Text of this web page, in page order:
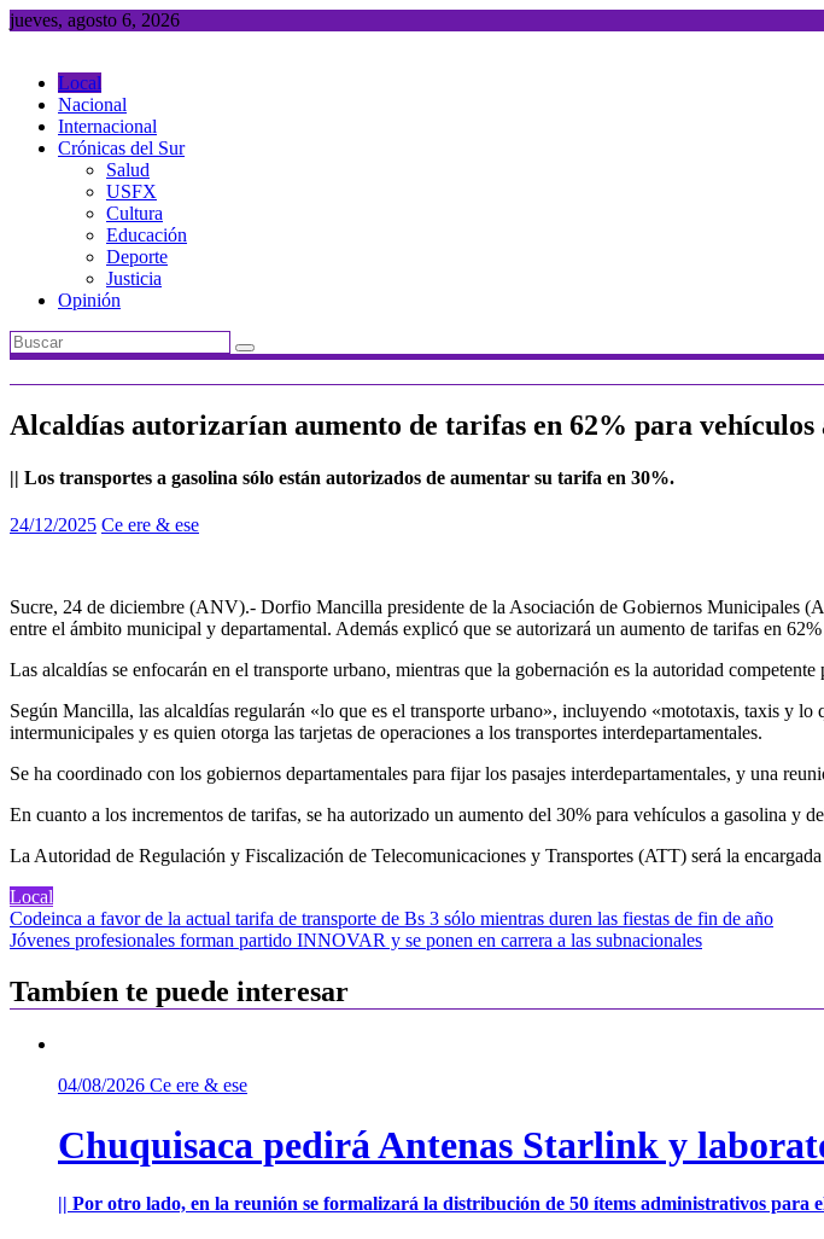
Saltar
jueves, agosto 6, 2026
Local
Nacional
Internacional
Crónicas del Sur
Salud
USFX
Cultura
Educación
Deporte
Justicia
Opinión
Alcaldías autorizarían aumento de tarifas en 62% para
|| Los transportes a gasolina sólo están autorizados de aumentar su tarifa en 30%.
24/12/2025 Ce ere & ese
Sucre, 24 de diciembre (ANV).- Dorfio Mancilla presidente de la Asociación de Gobiernos Municipales
entre el ámbito municipal y departamental. Además explicó que se autorizará un aumento de tarifas en
Las alcaldías se enfocarán en el transporte urbano, mientras que la gobernación es la autoridad competente
Según Mancilla, las alcaldías regularán «lo que es el transporte urbano», incluyendo «mototaxis, taxis y
intermunicipales y es quien otorga las tarjetas de operaciones a los transportes interdepartamentales.
Se ha coordinado con los gobiernos departamentales para fijar los pasajes interdepartamentales, y una
En cuanto a los incrementos de tarifas, se ha autorizado un aumento del 30% para vehículos a gasolina y
La Autoridad de Regulación y Fiscalización de Telecomunicaciones y Transportes (ATT) será la
Local
Navegación
de
entradas
Codeinca a favor de la actual tarifa de transporte de Bs 3 sólo mientras duren las fiestas de fin de año
Jóvenes profesionales forman partido INNOVAR y se ponen en carrera a las subnacionales
Tambíen te puede interesar
04/08/2026 Ce ere & ese
Chuquisaca pedirá Antenas Starlink y
|| Por otro lado, en la reunión se formalizará la distribución de 50 ítems administrativos para